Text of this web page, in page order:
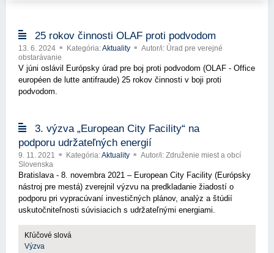
25 rokov činnosti OLAF proti podvodom
13. 6. 2024 Kategória:Aktuality
Autor/i: Úrad pre verejné
obstarávanie
V júni oslávil Európsky úrad pre boj proti podvodom (OLAF - Office
européen de lutte antifraude) 25 rokov činnosti v boji proti
podvodom.
3. výzva „European City Facility“ na
podporu udržateľných energií
9. 11. 2021 Kategória:Aktuality
Autor/i: Združenie miest a obcí
Slovenska
Bratislava - 8. novembra 2021 – European City Facility (Európsky
nástroj pre mestá) zverejnil výzvu na predkladanie žiadostí o
podporu pri vypracúvaní investičných plánov, analýz a štúdií
uskutočniteľnosti súvisiacich s udržateľnými energiami.
Kľúčové slová
Výzva